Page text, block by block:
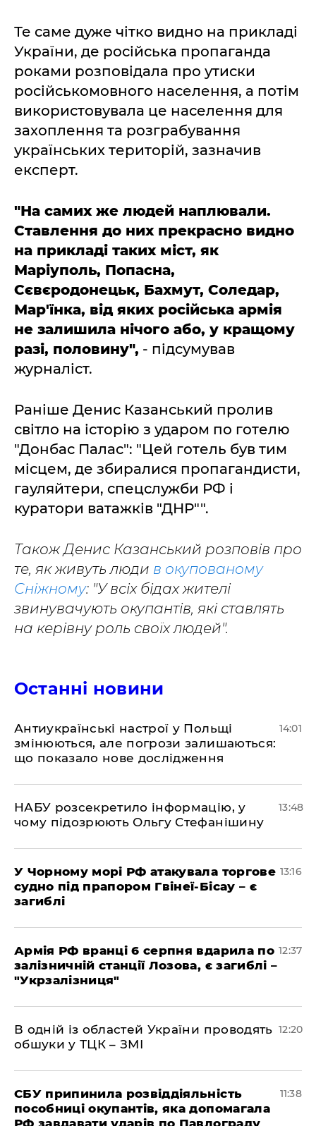
Те саме дуже чітко видно на прикладі
України, де російська пропаганда
роками розповідала про утиски
російськомовного населення, а потім
використовувала це населення для
захоплення та розграбування
українських територій, зазначив
експерт.
"На самих же людей наплювали.
Ставлення до них прекрасно видно
на прикладі таких міст, як
Маріуполь, Попасна,
Сєвєродонецьк, Бахмут, Соледар,
Мар'їнка, від яких російська армія
не залишила нічого або, у кращому
разі, половину", - підсумував
журналіст.
Раніше Денис Казанський пролив
світло на історію з ударом по готелю
"Донбас Палас": "Цей готель був тим
місцем, де збиралися пропагандисти,
гауляйтери, спецслужби РФ і
куратори ватажків "ДНР"".
Також Денис Казанський розповів про
те, як живуть люди в окупованому
Сніжному: "У всіх бідах жителі
звинувачують окупантів, які ставлять
на керівну роль своїх людей".
Останні новини
Антиукраїнські настрої у Польщі
змінюються, але погрози залишаються:
що показало нове дослідження
14:01
НАБУ розсекретило інформацію, у
чому підозрюють Ольгу Стефанішину
13:48
У Чорному морі РФ атакувала торгове
судно під прапором Гвінеї-Бісау – є
загиблі
13:16
Армія РФ вранці 6 серпня вдарила по
залізничній станції Лозова, є загиблі –
"Укрзалізниця"
12:37
В одній із областей України проводять
обшуки у ТЦК – ЗМІ
12:20
СБУ припинила розвіддіяльність
пособниці окупантів, яка допомагала
РФ завдавати ударів по Павлограду
11:38